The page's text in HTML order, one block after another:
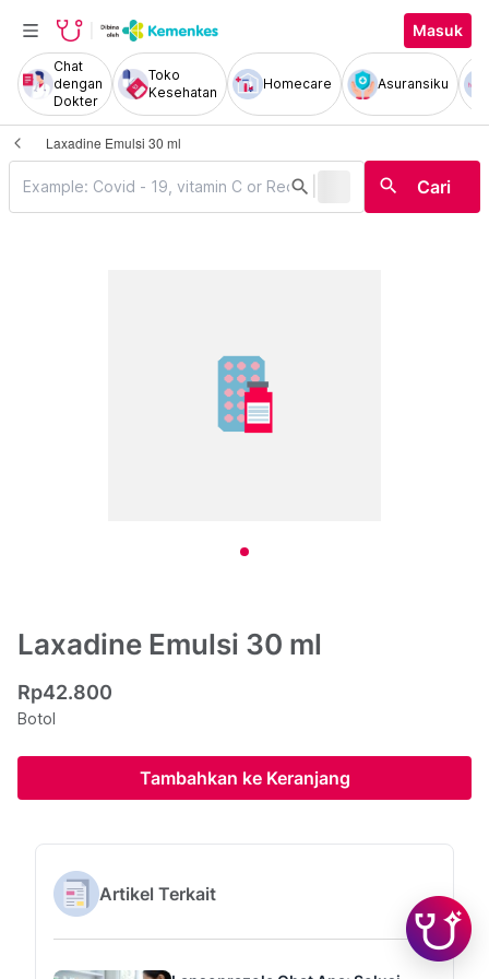
Masuk
Chat
dengan
Dokter
Toko
Kesehatan
Homecare Asuransiku
Laxadine Emulsi 30 ml
search search Cari
Laxadine Emulsi 30 ml
Rp42.800
Botol
Tambahkan ke Keranjang
Artikel Terkait